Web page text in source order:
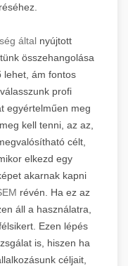
által nyújtott
összehangolása
lehet, ám fontos
profi
egyértelműen meg
kell tenni, az az,
célt,
elkezd egy
akarnak kapni
révén. Ha ez az
áll a használatra,
Ezen lépés
is, hiszen ha
céljait,